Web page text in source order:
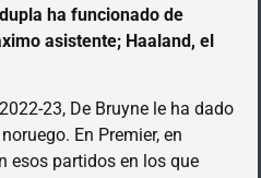
ha funcionado de
asistente; Haaland, el
23, De Bruyne le ha dado
En Premier, en
esos partidos en los que